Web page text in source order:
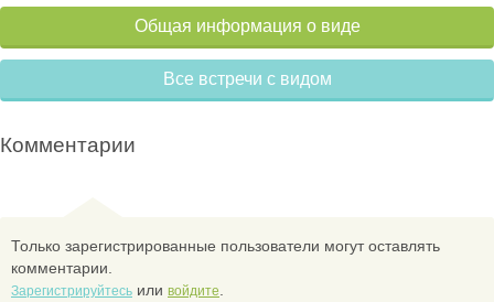
Общая информация о виде
Все встречи с видом
Комментарии
Только зарегистрированные пользователи могут оставлять
комментарии.
Зарегистрируйтесь или войдите